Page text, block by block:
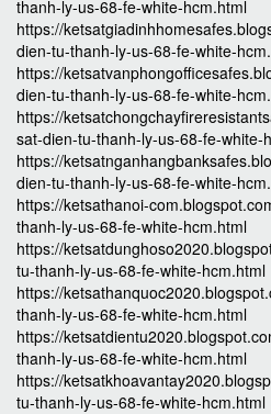
thanh-ly-us-68-fe-white-hcm.html
https://
dien-tu-thanh-ly-us-68-fe-white-
https://
dien-tu-thanh-ly-us-68-fe-white-
https://
sat-dien-tu-thanh-ly-us-68-fe-white-
https://
dien-tu-thanh-ly-us-68-fe-white-
https://ketsathanoi-
thanh-ly-us-68-fe-white-hcm.html
https://
tu-thanh-ly-us-68-fe-white-hcm.html
https://
thanh-ly-us-68-fe-white-hcm.html
https://
thanh-ly-us-68-fe-white-hcm.html
https://
tu-thanh-ly-us-68-fe-white-hcm.html